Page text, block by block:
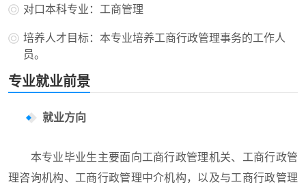
对口本科专业：工商管理
培养人才目标：本专业培养工商行政管理事务的工作人
员。
专业就业前景
就业方向
本专业毕业生主要面向工商行政管理机关、工商行政管
理咨询机构、工商行政管理中介机构，以及与工商行政管理